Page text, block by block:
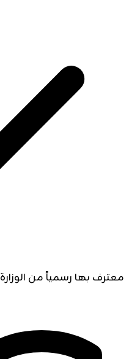
معترف بها رسمياً من الوزارة